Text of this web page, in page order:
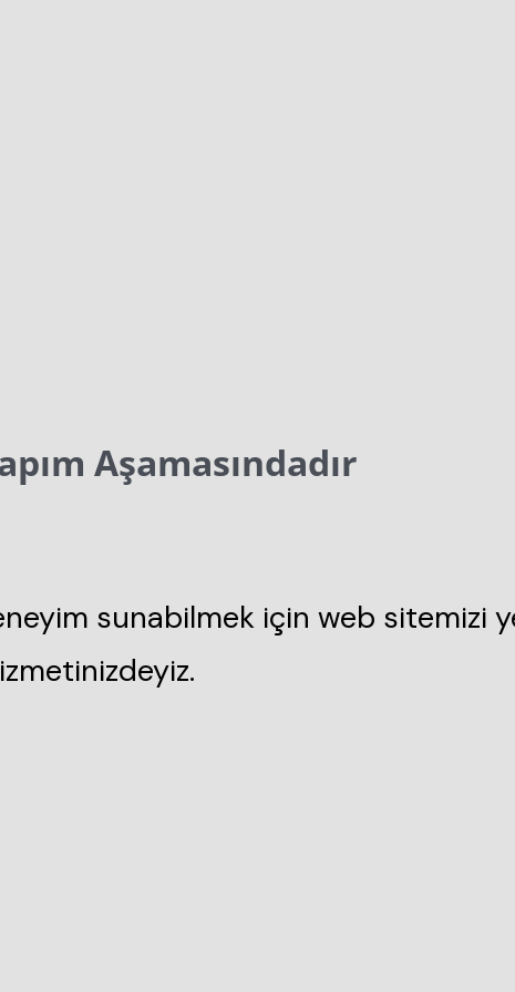
Aşamasındadır
sunabilmek için web sitemizi